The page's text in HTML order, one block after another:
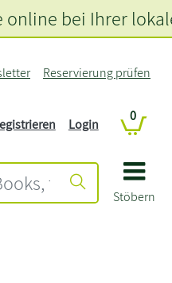
Stöbern
Reservierung prüfen
Login
0
online bei Ihrer